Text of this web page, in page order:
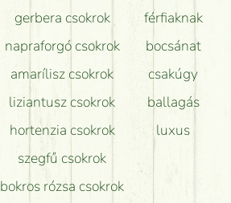
gerbera csokrok
napraforgó csokrok
amarílisz csokrok
liziantusz csokrok
hortenzia csokrok
szegfű csokrok
bokros rózsa csokrok
férfiaknak
bocsánat
csakúgy
ballagás
luxus